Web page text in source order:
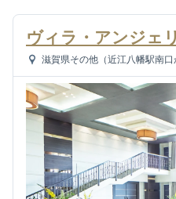
ヴィラ・アンジェ
滋賀県その他（近江八幡駅南口